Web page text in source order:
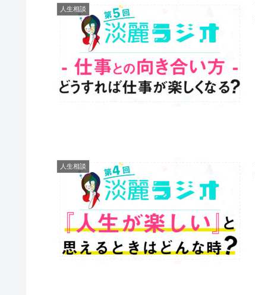
人生相談
人生相談